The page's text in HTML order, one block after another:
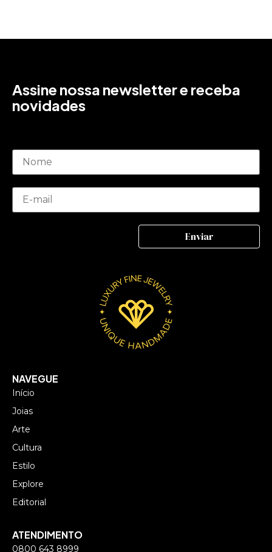
Assine nossa newsletter e receba
novidades
NAVEGUE
Início
Joias
Arte
Cultura
Estilo
Explore
Editorial
ATENDIMENTO
0800 643 8999